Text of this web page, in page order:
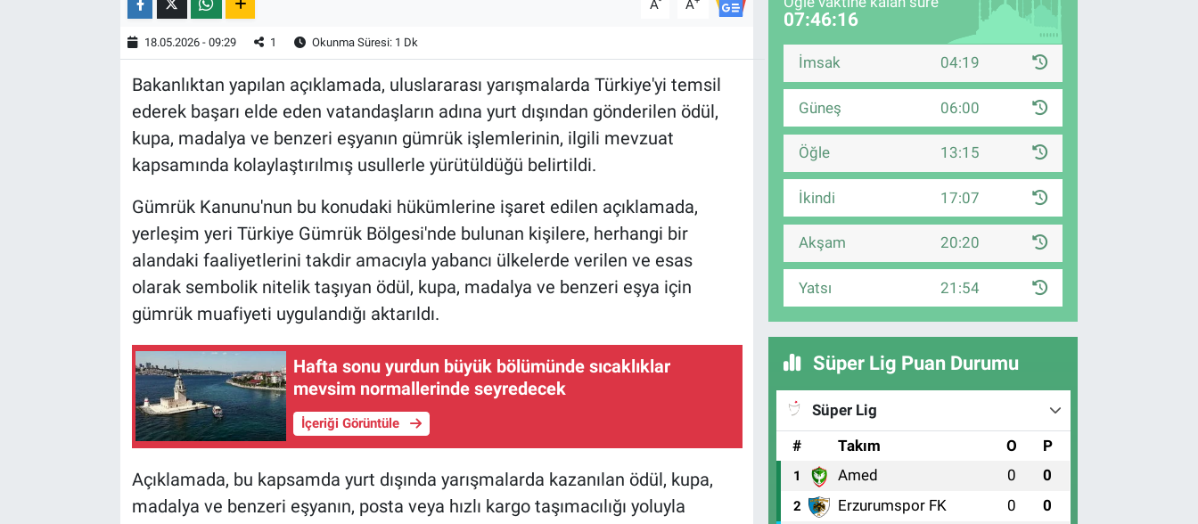
A A
18.05.2026 - 09:29 1 Okunma Süresi: 1 Dk
Bakanlıktan yapılan açıklamada, uluslararası yarışmalarda Türkiye'yi temsil
ederek başarı elde eden vatandaşların adına yurt dışından gönderilen ödül,
kupa, madalya ve benzeri eşyanın gümrük işlemlerinin, ilgili mevzuat
kapsamında kolaylaştırılmış usullerle yürütüldüğü belirtildi.
Gümrük Kanunu'nun bu konudaki hükümlerine işaret edilen açıklamada,
yerleşim yeri Türkiye Gümrük Bölgesi'nde bulunan kişilere, herhangi bir
alandaki faaliyetlerini takdir amacıyla yabancı ülkelerde verilen ve esas
olarak sembolik nitelik taşıyan ödül, kupa, madalya ve benzeri eşya için
gümrük muafiyeti uygulandığı aktarıldı.
Hafta sonu yurdun büyük bölümünde sıcaklıklar
mevsim normallerinde seyredecek
İçeriği Görüntüle
Açıklamada, bu kapsamda yurt dışında yarışmalarda kazanılan ödül, kupa,
madalya ve benzeri eşyanın, posta veya hızlı kargo taşımacılığı yoluyla
07:46:15
İmsak 04:19
Güneş 06:00
Öğle 13:15
İkindi 17:07
Akşam 20:20
Yatsı 21:54
Süper Lig Puan Durumu
Süper Lig
#
Takım O P
1 Amed 0 0
2 Erzurumspor FK 0 0